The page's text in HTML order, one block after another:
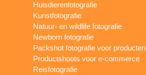
Huisdierenfotografie
Kunstfotografie
Natuur- en wildlife fotografie
Newborn fotografie
Packshot fotografie voor producten
Productshoots voor e-commerce
Reisfotografie